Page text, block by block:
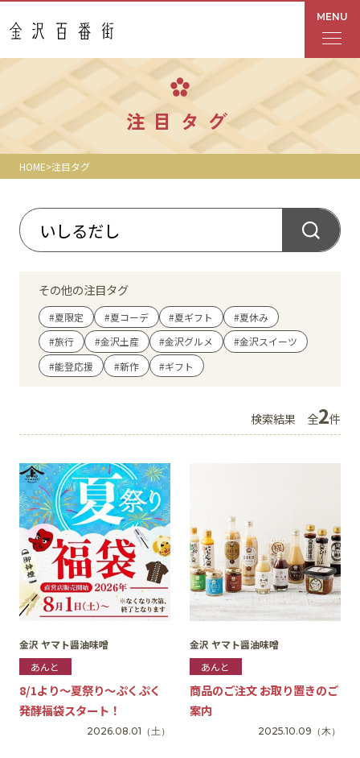
MENU
フロアガイド
あんと
Rinto
あんと西
レストラン・カフェ
ショップニュース
アクセス・パーキング
館内サービス
施設からのお知らせ
スタッフ募集
百番街くらぶ
注目タグ
HOME 注目タグ
その他の注目タグ
#夏限定 #夏コーデ #夏ギフト
#夏休み
#旅行
#金沢土産 #金沢グルメ
#金沢スイーツ
#能登応援
#新作 #ギフト
検索結果 全2件
金沢 ヤマト醤油味噌
あんと
8/1より～夏祭り～ぷくぷく
発酵福袋スタート！
2026.08.01 （土）
金沢 ヤマト醤油味噌
あんと
商品のご注文 お取り置きのご
案内
2025.10.09 （木）